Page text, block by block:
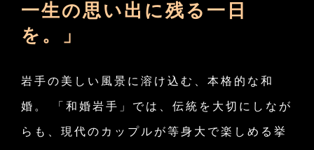
一生の思い出に残る一日
を。」
岩手の美しい風景に溶け込む、本格的な和
婚。 「和婚岩手」では、伝統を大切にしなが
らも、現代のカップルが等身大で楽しめる挙